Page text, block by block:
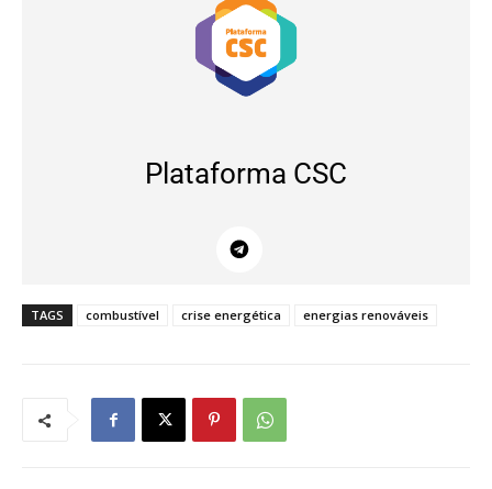
Plataforma CSC
TAGS combustível crise energética energias renováveis